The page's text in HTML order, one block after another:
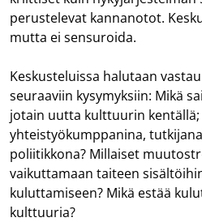
perustelevat kannanotot.
mutta ei sensuroida.
Keskusteluissa halutaan
seuraaviin kysymyksiin: Mikä
jotain uutta kulttuurin kentällä;
yhteistyökumppanina,
poliitikkona? Millaiset
vaikuttamaan taiteen
kuluttamiseen? Mikä estää
kulttuuria?